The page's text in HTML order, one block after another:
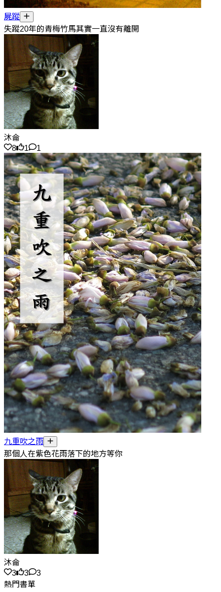
屍蹤
失蹤20年的青梅竹馬其實一直沒有離開
沐侖
8
1 1
九重吹之雨
那個人在紫色花雨落下的地方等你
沐侖
3
3
3
熱門書單